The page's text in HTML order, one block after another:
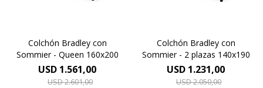
Colchón Bradley con
Sommier - Queen 160x200
USD 1.561,00
USD2.601,00
Colchón Bradley con
Sommier - 2 plazas 140x190
USD 1.231,00
USD2.050,00